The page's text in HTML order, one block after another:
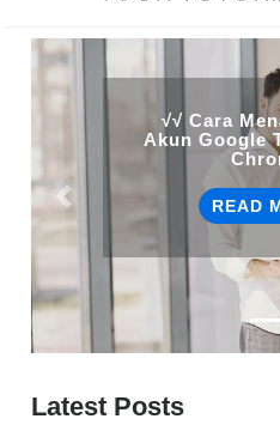
Blog
Tutorial
dan
Sharing
TERBARU
√√ Cara
Akun Google
READ
Latest Posts